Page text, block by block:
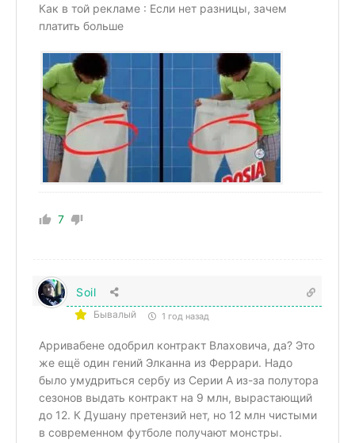
Как в той рекламе : Если нет разницы, зачем
платить больше
7
Soil
Бывалый 1 год назад
Арривабене одобрил контракт Влаховича, да? Это
же ещё один гений Элканна из Феррари. Надо
было умудриться сербу из Серии А из-за полутора
сезонов выдать контракт на 9 млн, вырастающий
до 12. К Душану претензий нет, но 12 млн чистыми
в современном футболе получают монстры.